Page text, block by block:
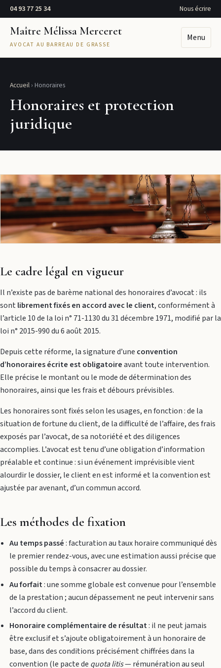
04 93 77 25 34 Nous écrire
Maître Mélissa Merceret
AVOCAT AU BARREAU DE GRASSE
Menu
Accueil › Honoraires
Honoraires et protection
juridique
Le cadre légal en vigueur
Il n’existe pas de barème national des honoraires d’avocat : ils
sontlibrement fixés en accord avec le client, conformément à
l’article 10 de la loi n° 71-1130 du 31 décembre 1971, modifié par la
loi n° 2015-990 du 6 août 2015.
Depuis cette réforme, la signature d’une convention
d’honoraires écrite est obligatoireavant toute intervention.
Elle précise le montant ou le mode de détermination des
honoraires, ainsi que les frais et débours prévisibles.
Les honoraires sont fixés selon les usages, en fonction : de la
situation de fortune du client, de la difficulté de l’affaire, des frais
exposés par l’avocat, de sa notoriété et des diligences
accomplies. L’avocat est tenu d’une obligation d’information
préalable et continue : si un événement imprévisible vient
alourdir le dossier, le client en est informé et la convention est
ajustée par avenant, d’un commun accord.
Les méthodes de fixation
Au temps passé: facturation au taux horaire communiqué dès
le premier rendez-vous, avec une estimation aussi précise que
possible du temps à consacrer au dossier.
Au forfait: une somme globale est convenue pour l’ensemble
de la prestation ; aucun dépassement ne peut intervenir sans
l’accord du client.
Honoraire complémentaire de résultat: il ne peut jamais
être exclusif et s’ajoute obligatoirement à un honoraire de
base, dans des conditions précisément chiffrées dans la
convention (le pacte de quota litis— rémunération au seul